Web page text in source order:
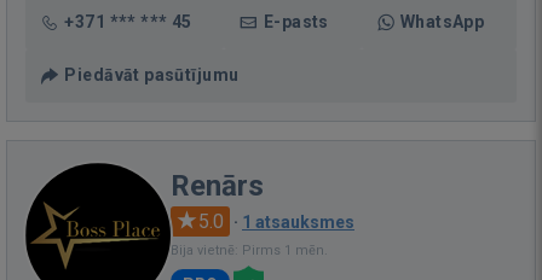
+371 *** *** 45 E-pasts WhatsApp
Piedāvāt pasūtījumu
Renārs
5.0 · 1 atsauksmes
Bija vietnē: Pirms 1 mēn.